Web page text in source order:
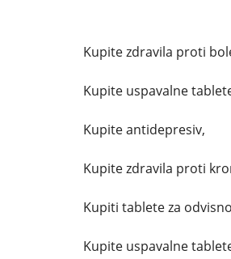
Kupite zdravila proti
Kupite uspavalne
Kupite antidepresiv,
Kupite zdravila proti
Kupiti tablete za
Kupite uspavalne